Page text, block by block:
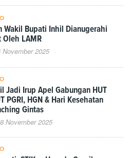
Wakil Bupati Inhil Dianugerahi
Oleh LAMR
November 2025
Jadi Irup Apel Gabungan HUT
PGRI, HGN & Hari Kesehatan
Gintas
November 2025